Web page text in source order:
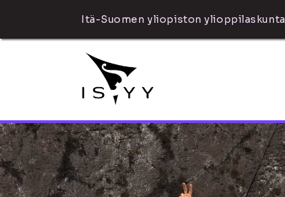
Itä-Suomen yliopiston ylioppilaskunta